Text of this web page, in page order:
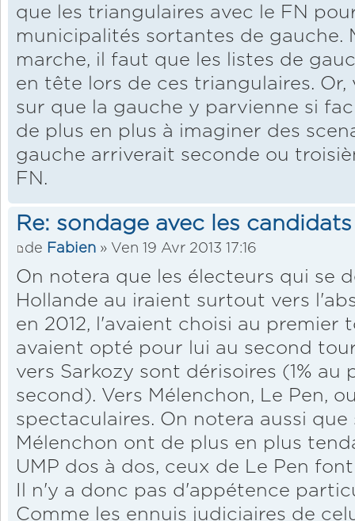
que les triangulaires avec le FN
municipalités sortantes de gauche.
marche, il faut que les listes de
en tête lors de ces triangulaires.
sur que la gauche y parvienne si
de plus en plus à imaginer des
gauche arriverait seconde ou
FN.
Re: sondage avec les candidats
de Fabien » Ven 19 Avr 2013 17:16
On notera que les électeurs qui se
Hollande au iraient surtout vers
en 2012, l'avaient choisi au premier
avaient opté pour lui au second
vers Sarkozy sont dérisoires (1% au
second). Vers Mélenchon, Le Pen,
spectaculaires. On notera aussi
Mélenchon ont de plus en plus
UMP dos à dos, ceux de Le Pen
Il n'y a donc pas d'appétence
Comme les ennuis judiciaires de